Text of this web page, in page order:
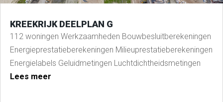
KREEKRIJK DEELPLAN G
112 woningen Werkzaamheden Bouwbesluitberekeningen
Energieprestatieberekeningen Milieuprestatieberekeningen
Energielabels Geluidmetingen Luchtdichtheidsmetingen
Lees meer